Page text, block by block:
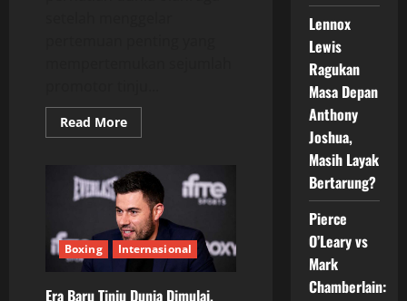
Read MoreRead
more
Alalshikh
Satukan
Promotor
Tinju
Dunia,
Dana
White
Justru
Absen
Boxing Internasional
Era Baru Tinju Dunia Dimulai,
Lennox
Lewis
Ragukan
Masa Depan
Anthony
Joshua,
Masih Layak
Bertarung?
Pierce
O’Leary vs
Mark
Chamberlain: